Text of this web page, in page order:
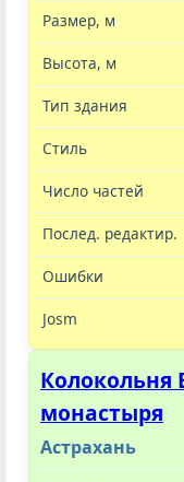
Колокольня
монастыря
Астрахань